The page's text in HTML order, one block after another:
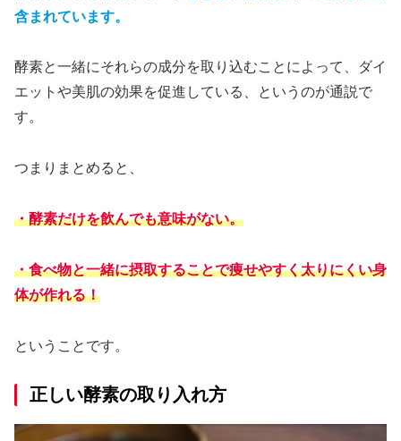
含まれています。
酵素と一緒にそれらの成分を取り込むことによって、ダイ
エットや美肌の効果を促進している、というのが通説で
す。
つまりまとめると、
・酵素だけを飲んでも意味がない。
・食べ物と一緒に摂取することで痩せやすく太りにくい身
体が作れる！
ということです。
正しい酵素の取り入れ方